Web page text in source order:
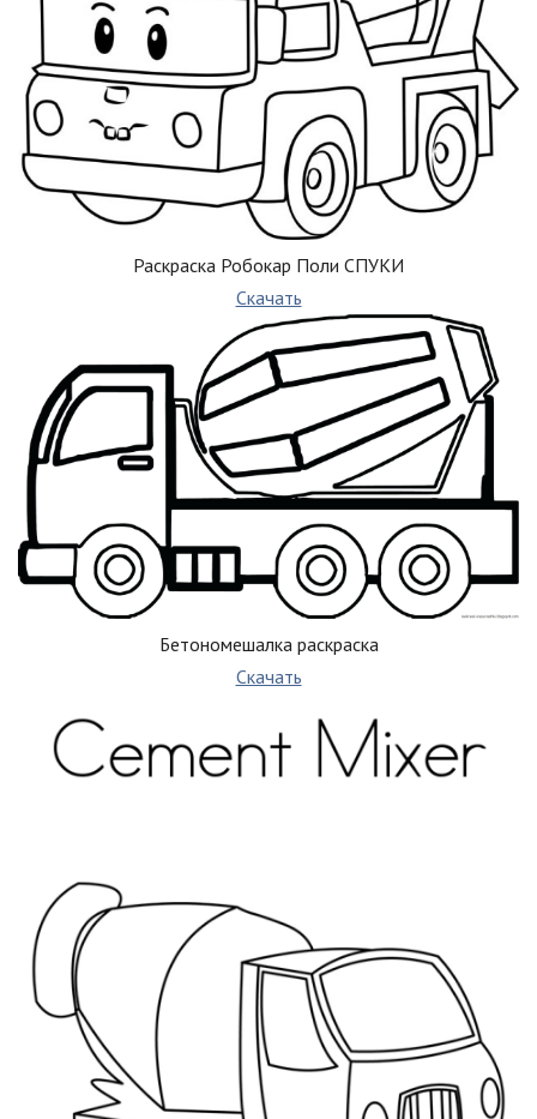
Раскраска Робокар Поли СПУКИ
Скачать
Бетономешалка раскраска
Скачать